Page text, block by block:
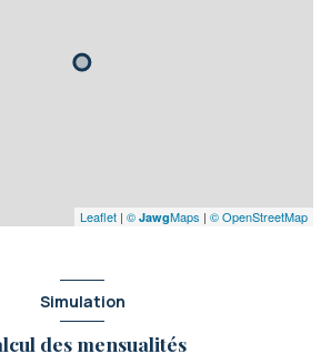
Leaflet | © JawgMaps | © OpenStreetMap
Simulation
des mensualités